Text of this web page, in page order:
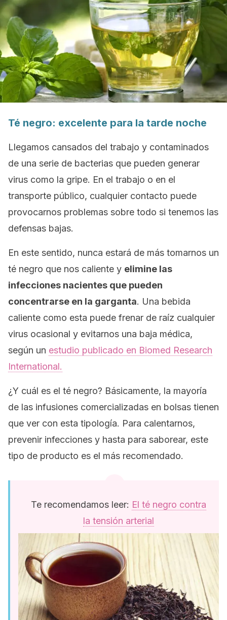
Té negro: excelente para la tarde noche
Llegamos cansados del trabajo y contaminados
de una serie de bacterias que pueden generar
virus como la gripe. En el trabajo o en el
transporte público, cualquier contacto puede
provocarnos problemas sobre todo si tenemos las
defensas bajas.
En este sentido, nunca estará de más tomarnos un
té negro que nos caliente y elimine las
infecciones nacientes que pueden
concentrarse en la garganta. Una bebida
caliente como esta puede frenar de raíz cualquier
virus ocasional y evitarnos una baja médica,
según un estudio publicado en Biomed Research
International.
¿Y cuál es el té negro? Básicamente, la mayoría
de las infusiones comercializadas en bolsas tienen
que ver con esta tipología. Para calentarnos,
prevenir infecciones y hasta para saborear, este
tipo de producto es el más recomendado.
Te recomendamos leer: El té negro contra
la tensión arterial